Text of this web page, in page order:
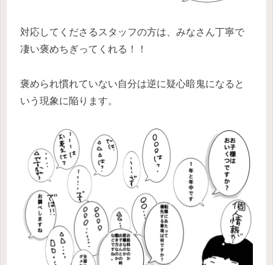
対応してくださるスタッフの方は、みなさん丁寧で
凄い褒めちぎってくれる！！
褒められ慣れていない自分は逆に疑心暗鬼になると
いう現象に陥ります。